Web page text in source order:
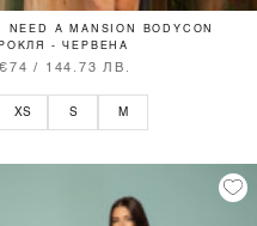
I NEED A MANSION BODYCON
РОКЛЯ - ЧЕРВЕНА
/ 144.73 ЛВ.
XS S M